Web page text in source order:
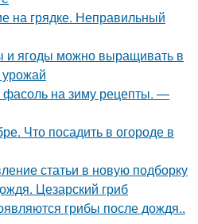
на грядке. Неправильный
и ягоды можно выращивать в
фасоль на зиму рецепты. —
Что посадить в огороде в
статьи в новую подборку
Цезарский гриб
грибы после дождя..